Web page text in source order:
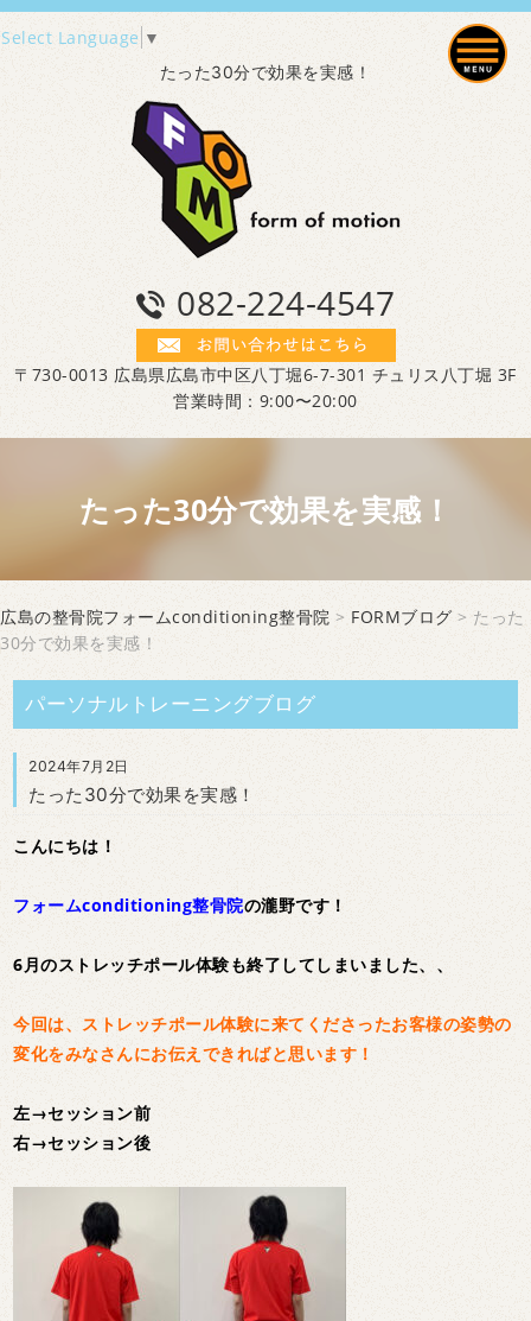
Select Language ▼
たった30分で効果を実感！
082-224-4547
〒730-0013 広島県広島市中区八丁堀6-7-301 チュリス八丁堀 3F
営業時間：9:00〜20:00
たった30分で効果を実感！
広島の整骨院フォームconditioning整骨院 > FORMブログ > たった
30分で効果を実感！
パーソナルトレーニングブログ
2024年7月2日
たった30分で効果を実感！
こんにちは！
フォームconditioning整骨院の瀧野です！
6月のストレッチポール体験も終了してしまいました、、
今回は、ストレッチポール体験に来てくださったお客様の姿勢の
変化をみなさんにお伝えできればと思います！
左→セッション前
右→セッション後